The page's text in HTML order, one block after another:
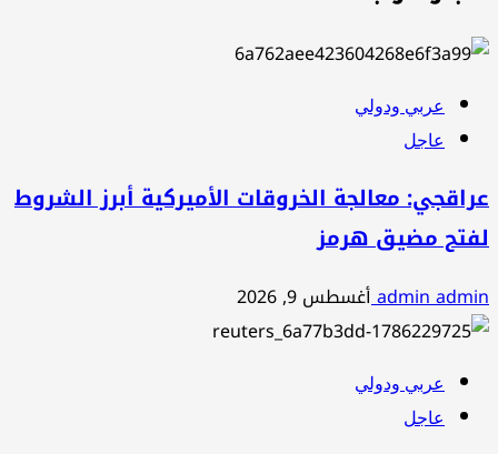
عربي ودولي
عاجل
عراقجي: معالجة الخروقات الأميركية أبرز الشروط
لفتح مضيق هرمز
admin adminأغسطس 9, 2026
عربي ودولي
عاجل